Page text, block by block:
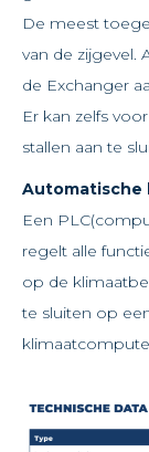
De meest
van de zijgevel.
de Exchanger
Er kan zelfs
stallen aan te
Automatische
Een
regelt alle
op de
te sluiten op